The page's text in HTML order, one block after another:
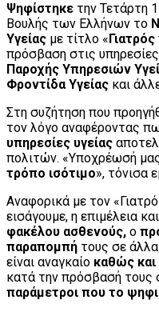
Ψηφίστηκε την Τετάρτη
Βουλής των Ελλήνων το
Υγείας με τίτλο «
πρόσβαση στις
Παροχής Υπηρεσιών
Φροντίδα Υγείας και
Στη συζήτηση που
τον λόγο αναφέροντας
υπηρεσίες υγείας
πολιτών. «Υποχρέωσή
τρόπο ισότιμο», τόνισα
Αναφορικά με τον
εισάγουμε, η επιμέλεια
φακέλου ασθενούς, ο
παραπομπή τους σε
είναι αναγκαίο καθώς
κατά την πρόσβασή τους
παράμετροι που το